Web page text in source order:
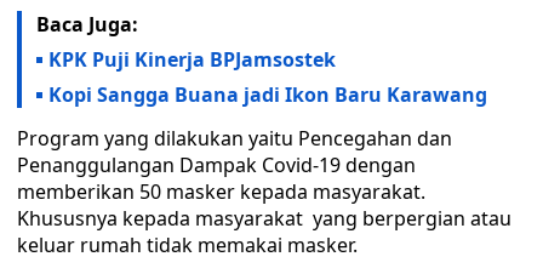
Baca Juga:
KPK Puji Kinerja BPJamsostek
Kopi Sangga Buana jadi Ikon Baru Karawang
Program yang dilakukan yaitu Pencegahan dan
Penanggulangan Dampak Covid-19 dengan
memberikan 50 masker kepada masyarakat.
Khususnya kepada masyarakat yang berpergian atau
keluar rumah tidak memakai masker.